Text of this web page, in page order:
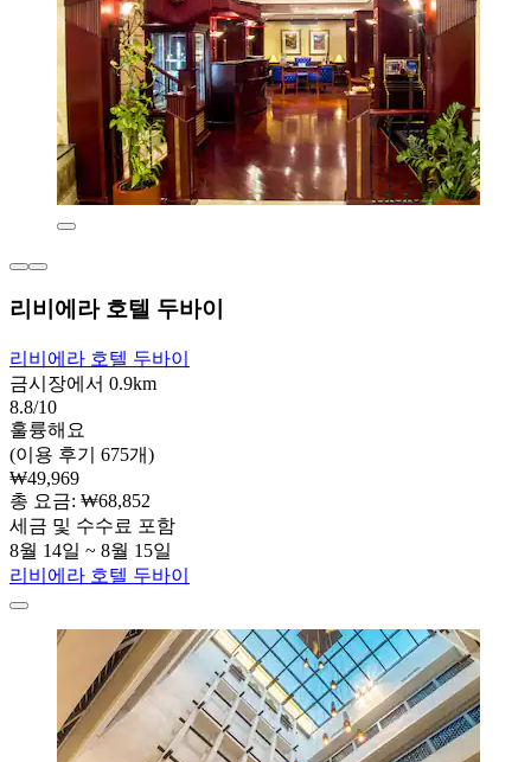
리비에라 호텔 두바이
리비에라 호텔 두바이
금시장에서 0.9km
8.8/10
훌륭해요
(이용 후기 675개)
₩49,969
총 요금: ₩68,852
세금 및 수수료 포함
8월 14일 ~ 8월 15일
리비에라 호텔 두바이